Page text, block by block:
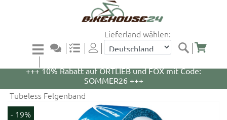
Lieferland wählen:
+++ 5% Rabatt auf WOOM Bikes und Zubehör mit
+++ 10% Rabatt auf ORTLIEB und FOX mit Code:
SOMMER26 +++
Tubeless Felgenband
- 19%